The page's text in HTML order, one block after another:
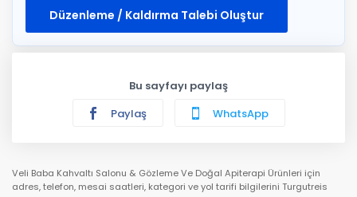
Düzenleme / Kaldırma Talebi Oluştur
Bu sayfayı paylaş
Paylaş
WhatsApp
Veli Baba Kahvaltı Salonu & Gözleme Ve Doğal Apiterapi Ürünleri için
adres, telefon, mesai saatleri, kategori ve yol tarifi bilgilerini Turgutreis